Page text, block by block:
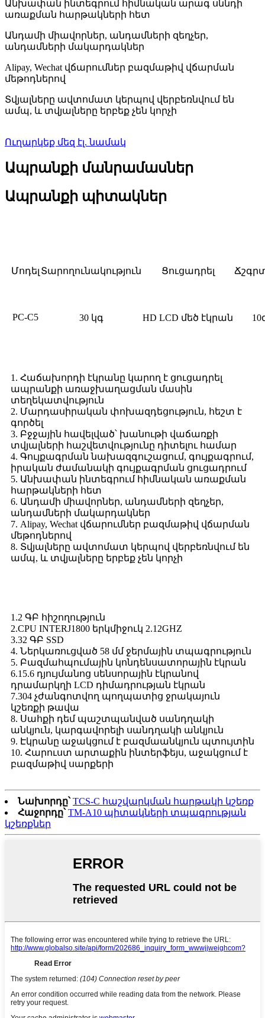
Անխափան ինտեգրում հիմնական արագ սննդի
առաքման հարթակների հետ
Անդամի միավորներ, անդամների զեղչեր,
անդամների մակարդակներ
Alipay, Wechat վճարումներ բազմաթիվ վճարման
մեթոդներով
Տվյալները ավտոմատ կերպով վերբեռնվում են
ամպ, և տվյալները երբեք չեն կորչի
Ուղարկեք մեզ էլ. նամակ
Ապրանքի մանրամասներ
Ապրանքի պիտակներ
Մոդել Տարողունակություն Ցուցադրել
PC-C5 30 կգ HD LCD մեծ էկրան
1. Հաճախորդի էկրանը կարող է ցուցադրել
ապրանքի առաջխաղացման մասին
տեղեկատվություն
2. Մարդասիրական փոխազդեցություն, հեշտ է
գործել
3. Բջջային հավելված՝ խանութի վաճառքի
տվյալների հաշվետվությունը դիտելու համար
4. Գույքագրման նախազգուշացում, գույքագրում,
իրական ժամանակի գույքագրման ցուցադրում
5. Անխափան ինտեգրում հիմնական առաքման
հարթակների հետ
6. Անդամի միավորներ, անդամների զեղչեր,
անդամների մակարդակներ
7. Alipay, Wechat վճարումներ բազմաթիվ վճարման
մեթոդներով
8. Տվյալները ավտոմատ կերպով վերբեռնվում են
ամպ, և տվյալները երբեք չեն կորչի
1.2 ԳԲ հիշողություն
2.CPU INTERJ1800 երկմիջուկ 2.12GHZ
3.32 ԳԲ SSD
4. Ներկառուցված 58 մմ ջերմային տպագրություն
5. Բազմահպումային կոնդենսատորային էկրան
6.15.6 դյույմանոց սենսորային էկրանով
դրամարկղի LCD դիմադրության էկրան
7.304 չժանգոտվող պողպատից ջրակայուն
կշեռքի թավա
8. Սահքի դեմ պաշտպանված սանդղակի
անկյուն, կարգավորելի սանդղակի անկյուն
9. Էկրանը աջակցում է բազմաանկյուն պտույտին
10. Հարուստ արտաքին ինտերֆեյս, աջակցում է
բազմաթիվ սարքերի
Նախորդը՝ TCS-C հաշվարկման հարթակի կշեռք
Հաջորդը՝ TM-A10 պիտակների տպագրության
կշեռքներ